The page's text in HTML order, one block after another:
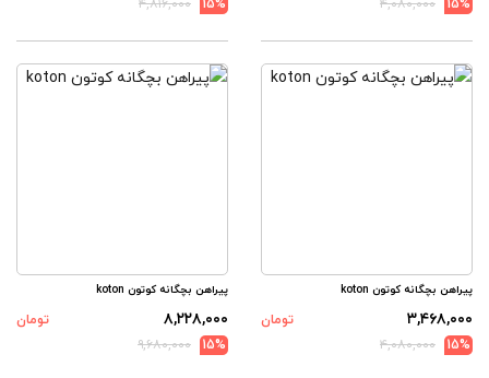
15%
۴,۰۸۰,۰۰۰
15%
۴,۸۱۶,۰۰۰
پیراهن بچگانه کوتون koton
۳,۴۶۸,۰۰۰
تومان
15%
۴,۰۸۰,۰۰۰
پیراهن بچگانه کوتون koton
۸,۲۲۸,۰۰۰
تومان
15%
۹,۶۸۰,۰۰۰